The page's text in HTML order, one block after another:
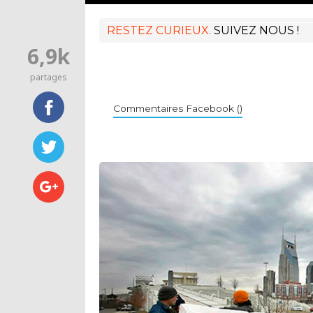
RESTEZ CURIEUX. SUIVEZ NOUS !
Commentaires Facebook ()
6,9k
partages